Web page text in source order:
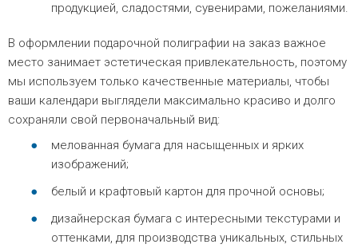
продукцией, сладостями, сувенирами, пожеланиями.
В оформлении подарочной полиграфии на заказ важное
место занимает эстетическая привлекательность, поэтому
мы используем только качественные материалы, чтобы
ваши календари выглядели максимально красиво и долго
сохраняли свой первоначальный вид:
мелованная бумага для насыщенных и ярких
изображений;
белый и крафтовый картон для прочной основы;
дизайнерская бумага с интересными текстурами и
оттенками, для производства уникальных, стильных